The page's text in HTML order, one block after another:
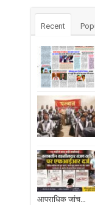
Recent
आपराधिक जांच…